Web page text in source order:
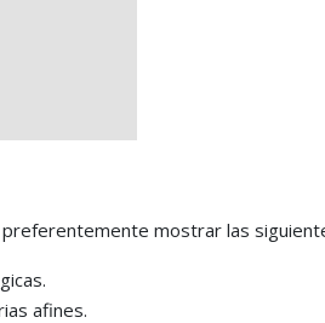
mostrar las
afines.